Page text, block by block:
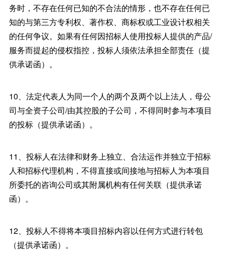
务时，不存在任何已知的不合法的情形，也不存在任何已
知的与第三方专利权、著作权、商标权或工业设计权相关
的任何争议。如果有任何因招标人使用投标人提供的产品/
服务而提起的侵权指控，投标人须依法承担全部责任（提
供承诺函）。
10、法定代表人为同一个人的两个及两个以上法人，母公
司与全资子公司/由其控股的子公司，不得同时参与本项目
的投标（提供承诺函）。
11、投标人在法律和财务上独立、合法运作并独立于招标
人和招标代理机构，不得直接或间接地与招标人为本项目
所委托的咨询公司或其附属机构有任何关联（提供承诺
函）。
12、投标人不得将本项目招标内容以任何方式进行转包
（提供承诺函）。